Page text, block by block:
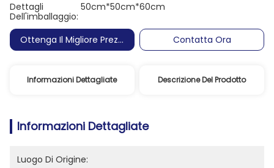
Dettagli
Dell'imballaggio:
50cm*50cm*60cm
Ottenga Il Migliore Prezzo Contatta Ora
Informazioni Dettagliate Descrizione Del Prodotto
Informazioni Dettagliate
Luogo Di Origine: